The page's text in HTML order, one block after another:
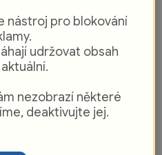
nástroj pro blokování
udržovat obsah
nezobrazí některé
deaktivujte jej.